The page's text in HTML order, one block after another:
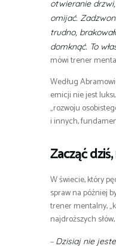
otwieranie
omijać.
trudno,
domknąć. To
mówi trener
Według
emicji nie jest
„rozwoju
i innych,
Zacząć
W świecie, który
spraw na później
trener mentalny,
najdroższych
– Dzisiaj nie